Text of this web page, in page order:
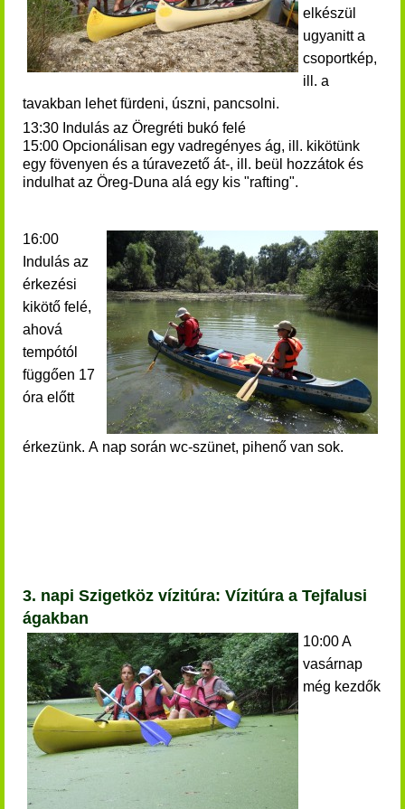
elkészül
ugyanitt a
csoportkép,
ill. a
tavakban lehet fürdeni, úszni, pancsolni.
13:30 Indulás az Öregréti bukó felé
15:00 Opcionálisan egy vadregényes ág, ill. kikötünk
egy fövenyen és a túravezető át-, ill. beül hozzátok és
indulhat az Öreg-Duna alá egy kis "rafting".
16:00
Indulás az
érkezési
kikötő felé,
ahová
tempótól
függően 17
óra előtt
érkezünk. A nap során wc-szünet, pihenő van sok.
3. napi Szigetköz vízitúra: Vízitúra a Tejfalusi
ágakban
10:00 A
vasárnap
még kezdők